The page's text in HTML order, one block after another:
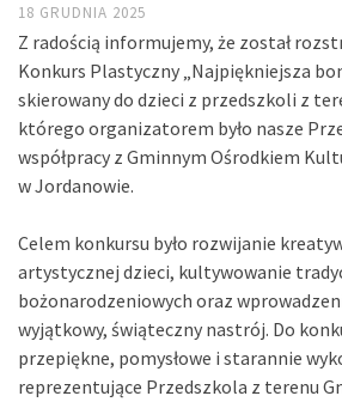
18 GRUDNIA 2025
Z radością informujemy, że został
Konkurs Plastyczny „Najpiękniejsza
skierowany do dzieci z przedszkoli z
którego organizatorem było nasze
współpracy z Gminnym Ośrodkiem
w Jordanowie.
Celem konkursu było rozwijanie
artystycznej dzieci, kultywowanie
bożonarodzeniowych oraz
wyjątkowy, świąteczny nastrój. Do
przepiękne, pomysłowe i starannie
reprezentujące Przedszkola z terenu